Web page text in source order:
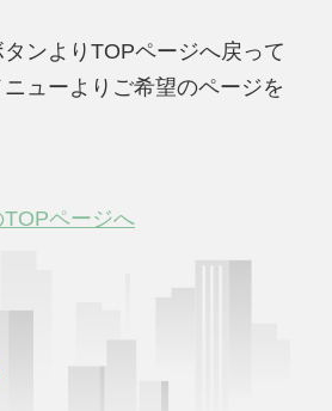
ンよりTOPページへ戻って
ューよりご希望のページを
ページへ